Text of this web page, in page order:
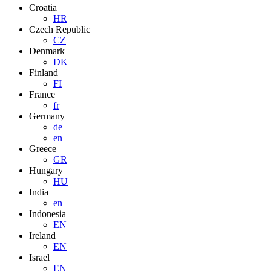
Croatia
HR
Czech Republic
CZ
Denmark
DK
Finland
FI
France
fr
Germany
de
en
Greece
GR
Hungary
HU
India
en
Indonesia
EN
Ireland
EN
Israel
EN